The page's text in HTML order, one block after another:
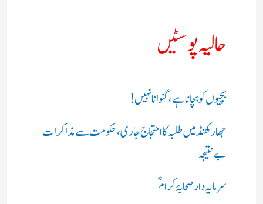
حالیہ پوسٹیں
بچیوں کو بچانا ہے، گنوانا نہیں!
جھارکھنڈ میں طلبہ کا احتجاج جاری، حکومت سے مذاکرات
بے نتیجہ
سرمایہ دار صحابۂ کرامؓ